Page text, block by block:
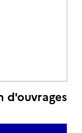
d'ouvrages